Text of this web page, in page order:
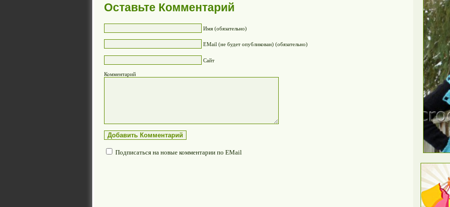
Оставьте Комментарий
Имя (обязательно)
EMail (не будет опубликован) (обязательно)
Сайт
Комментарий
Подписаться на новые комментарии по EMail